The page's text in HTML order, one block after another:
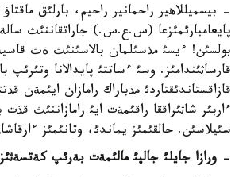
- بيسميللاهير راحمانير راحيم، بارلئق ماقتاؤ
پايعامبارئمئزعا (س.ع.س.) جاراتقاننئث
بولسئن! ءيسئ مذسئلمان بالاسئنئث ةث
قارساثئندامئز. وسئ ءساتتئ پايدالانا وتئرئپ
قازاقستاندئقتاردئ مذباراك رامازان ايئمةن
ءاربئر شاثئراققا راقئمةت ايئ رامازاننئث
سئيلاسئن. حالقئمئز يماندئ، وتانئمئز
- ورازا جايلئ جالپئ مالئمةت بةرئپ